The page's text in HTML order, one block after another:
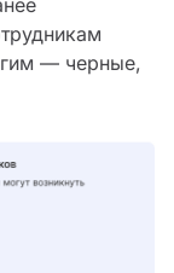
— черные,